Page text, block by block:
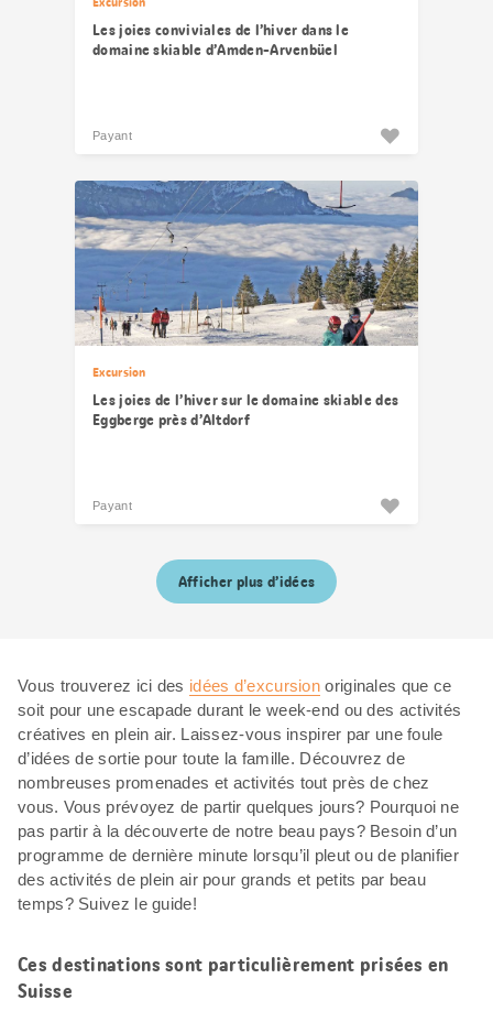
Les joies conviviales de l’hiver dans le
domaine skiable d’Amden-Arvenbüel
Payant
Excursion
Les joies de l’hiver sur le domaine skiable des
Eggberge près d’Altdorf
Payant
Afficher plus d’idées
Vous trouverez ici des idées d’excursion originales que ce
soit pour une escapade durant le week-end ou des activités
créatives en plein air. Laissez-vous inspirer par une foule
d’idées de sortie pour toute la famille. Découvrez de
nombreuses promenades et activités tout près de chez
vous. Vous prévoyez de partir quelques jours? Pourquoi ne
pas partir à la découverte de notre beau pays? Besoin d’un
programme de dernière minute lorsqu’il pleut ou de planifier
des activités de plein air pour grands et petits par beau
temps? Suivez le guide!
Ces destinations sont particulièrement prisées en
Suisse